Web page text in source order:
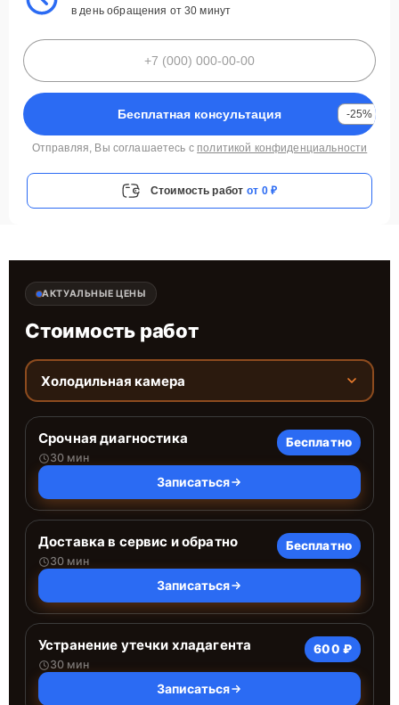
в день обращения от 30 минут
Бесплатная консультация -25%
Отправляя, Вы соглашаетесь с политикой конфиденциальности
Стоимость работ от 0 ₽
АКТУАЛЬНЫЕ ЦЕНЫ
Стоимость работ
Холодильная камера
Срочная диагностика
30 мин
Бесплатно
Записаться
Доставка в сервис и обратно
30 мин
Бесплатно
Записаться
Устранение утечки хладагента
30 мин
600 ₽
Записаться